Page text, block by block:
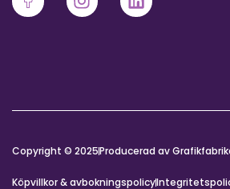
Copyright © 2025Producerad av
Köpvillkor & avbokningspolicy